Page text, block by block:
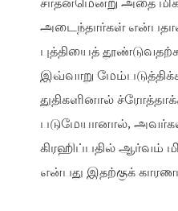
சாதனமென்று அதை
அடைந்தார்கள்
புத்தியைத்
இவ்வாறு
துதிகளினால்
படுமேயானால்,
கிரஹிப்பதில் ஆர்வம்
என்பது இதற்குக்